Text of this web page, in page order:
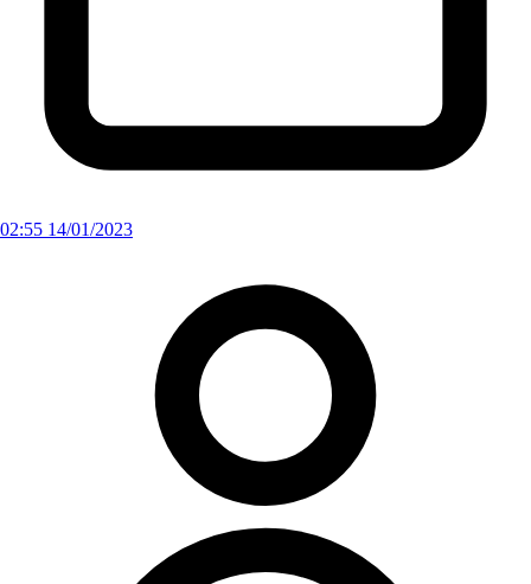
02:55 14/01/2023